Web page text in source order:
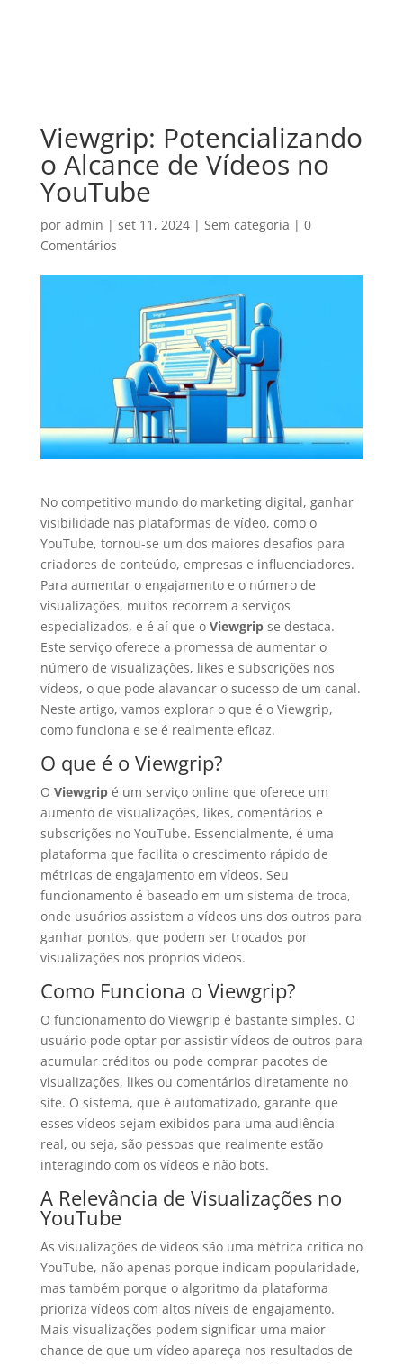
Viewgrip: Potencializando
o Alcance de Vídeos no
YouTube
por admin | set 11, 2024| Sem categoria | 0
Comentários
No competitivo mundo do marketing digital, ganhar
visibilidade nas plataformas de vídeo, como o
YouTube, tornou-se um dos maiores desafios para
criadores de conteúdo, empresas e influenciadores.
Para aumentar o engajamento e o número de
visualizações, muitos recorrem a serviços
especializados, e é aí que o Viewgripse destaca.
Este serviço oferece a promessa de aumentar o
número de visualizações, likes e subscrições nos
vídeos, o que pode alavancar o sucesso de um canal.
Neste artigo, vamos explorar o que é o Viewgrip,
como funciona e se é realmente eficaz.
O que é o Viewgrip?
O Viewgripé um serviço online que oferece um
aumento de visualizações, likes, comentários e
subscrições no YouTube. Essencialmente, é uma
plataforma que facilita o crescimento rápido de
métricas de engajamento em vídeos. Seu
funcionamento é baseado em um sistema de troca,
onde usuários assistem a vídeos uns dos outros para
ganhar pontos, que podem ser trocados por
visualizações nos próprios vídeos.
Como Funciona o Viewgrip?
O funcionamento do Viewgrip é bastante simples. O
usuário pode optar por assistir vídeos de outros para
acumular créditos ou pode comprar pacotes de
visualizações, likes ou comentários diretamente no
site. O sistema, que é automatizado, garante que
esses vídeos sejam exibidos para uma audiência
real, ou seja, são pessoas que realmente estão
interagindo com os vídeos e não bots.
A Relevância de Visualizações no
YouTube
As visualizações de vídeos são uma métrica crítica no
YouTube, não apenas porque indicam popularidade,
mas também porque o algoritmo da plataforma
prioriza vídeos com altos níveis de engajamento.
Mais visualizações podem significar uma maior
chance de que um vídeo apareça nos resultados de